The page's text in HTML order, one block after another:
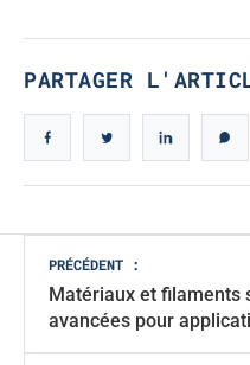
PARTAGER
Navigation
des
articles
PRÉCÉDENT :
Matériaux et filaments
avancées pour